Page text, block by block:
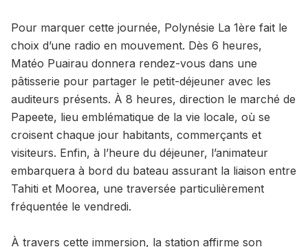
Pour marquer cette journée, Polynésie La 1ère fait le
choix d’une radio en mouvement. Dès 6 heures,
Matéo Puairau donnera rendez-vous dans une
pâtisserie pour partager le petit-déjeuner avec les
auditeurs présents. À 8 heures, direction le marché de
Papeete, lieu emblématique de la vie locale, où se
croisent chaque jour habitants, commerçants et
visiteurs. Enfin, à l’heure du déjeuner, l’animateur
embarquera à bord du bateau assurant la liaison entre
Tahiti et Moorea, une traversée particulièrement
fréquentée le vendredi.
À travers cette immersion, la station affirme son